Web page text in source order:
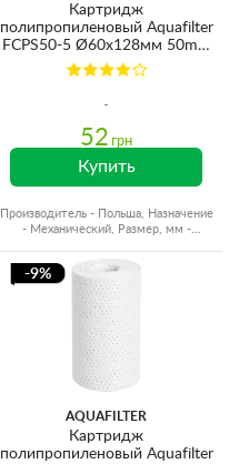
Картридж
полипропиленовый Aquafilter
FCPS50-5 Ø60x128мм 50mcr
45°C (очистка от
механических примесей)
52 грн
Купить
Производитель - Польша, Назначение
- Механический, Размер, мм -
-9%
AQUAFILTER
Картридж
полипропиленовый Aquafilter